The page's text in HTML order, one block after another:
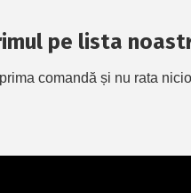
pe lista
comandă și nu rata